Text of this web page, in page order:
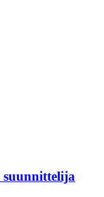
suunnittelija